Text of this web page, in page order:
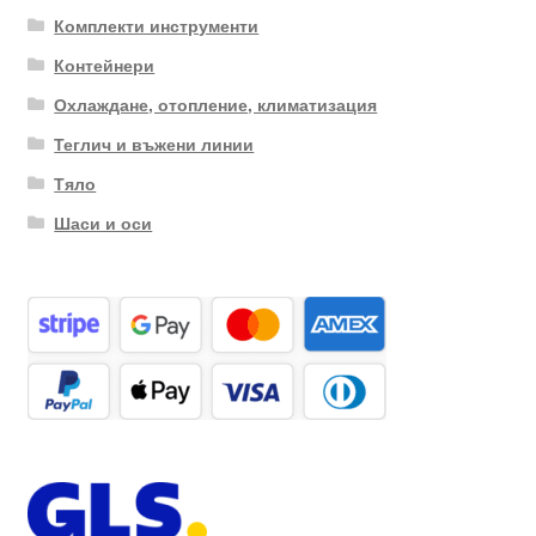
Комплекти инструменти
Контейнери
Охлаждане, отопление, климатизация
Теглич и въжени линии
Тяло
Шаси и оси